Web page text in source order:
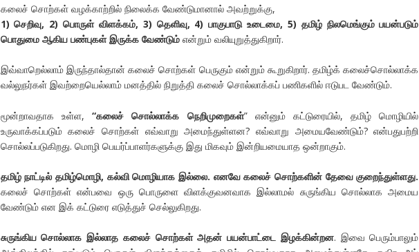
கலைச் சொற்கள் வழக்காற்றில் நிலைக்க வேண்டுமானால் அவற்றுக்கு,
1) செறிவு, 2) பொருள் விளக்கம், 3) தெளிவு, 4) பாகுபாடு உடைமை, 5) தமிழ் நிலமெங்கும் பயன்படும்
பொதுமை ஆகிய பண்புகள் இருக்க வேண்டும்என்றும் வலியுறுத்துகிறார்.
இவ்வாறெல்லாம் இருந்தால்தான் கலைச் சொற்கள் பெருகும் என்றும் கூறுகிறார். தமிழ்க் கலைச்சொல்லாக்க
வல்லுநர்கள் இவற்றையெல்லாம் மனத்தில் நிறுத்தி கலைச் சொல்லாக்கப் பணிகளில் ஈடுபட வேண்டும்.
மூன்றாவதாக உள்ள,“கலைச் சொல்லாக்க நெறிமுறைகள்” என்னும் கட்டுரையில், தமிழ் மொழியில்
உருவாக்கப்படும் கலைச் சொற்கள் எவ்வாறு அமைந்துள்ளன? எவ்வாறு அமையவேண்டும்? என்பதுபற்றி
சொல்லப்படுகிறது. மொழி பெயர்ப்பாளர்களுக்கு இது மிகவும் இன்றியமையாத ஒன்றாகும்.
தமிழ் நாட்டில் தமிழ்மொழி, கல்வி மொழியாக இல்லை. எனவே கலைச் சொற்களின் தேவை குறைந்துள்ளது.
கலைச் சொற்கள் என்பவை ஒரு பொருளை விளக்குவனவாக இல்லாமல் சுருங்கிய சொல்லாக அமைய
வேண்டும் என இக் கட்டுரை எடுத்துச் செல்லுகிறது.
சுருங்கிய சொல்லாக இல்லாத கலைச் சொற்கள் அதன் பயன்பாட்டை இழக்கின்றன. இவை பெரும்பாலும்